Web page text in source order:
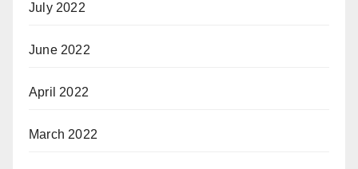
July 2022
June 2022
April 2022
March 2022